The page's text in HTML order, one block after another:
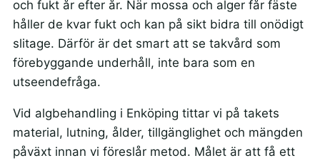
och fukt år efter år. När mossa och alger får fäste
håller de kvar fukt och kan på sikt bidra till onödigt
slitage. Därför är det smart att se takvård som
förebyggande underhåll, inte bara som en
utseendefråga.
Vid algbehandling i Enköping tittar vi på takets
material, lutning, ålder, tillgänglighet och mängden
påväxt innan vi föreslår metod. Målet är att få ett